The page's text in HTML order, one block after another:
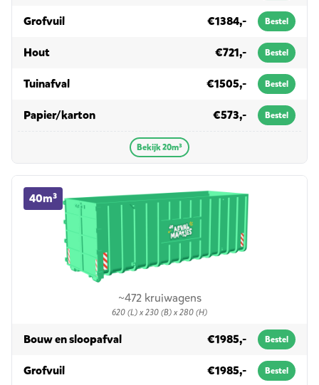
Grofvuilin 20m³ €1384,- Bestel
Houtin 20m³ €721,- Bestel
Tuinafvalin 20m³ €1505,- Bestel
Papier/kartonin 20m³ €573,- Bestel
Bekijk 20m³
~472 kruiwagens
620 (L) x 230 (B) x 280 (H)
40m³
40m³ container huren
Bouw en sloopafvalin 40m³ €1985,- Bestel
Grofvuilin 40m³ €1985,- Bestel